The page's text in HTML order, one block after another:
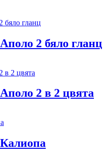
2 бяло гланц
2 в 2 цвята